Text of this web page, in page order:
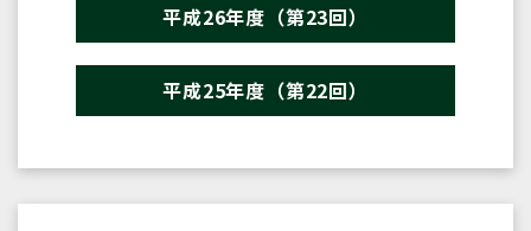
平成26年度（第23回）
平成25年度（第22回）